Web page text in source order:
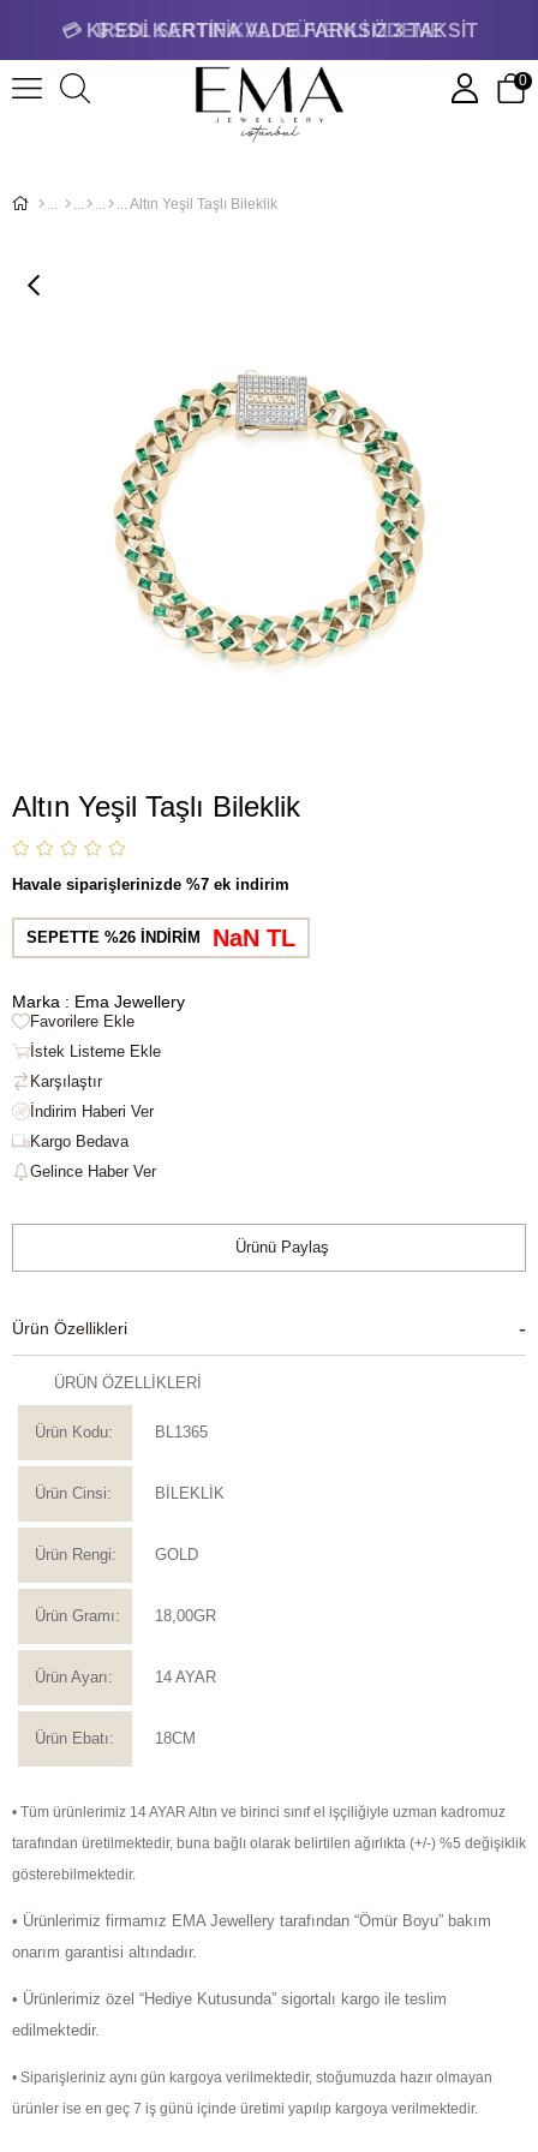
🔒 SSL SERTİFİKALI GÜVENLİ ÖDEME
💳 KREDİ KARTINA VADE FARKSIZ 3 TAKSİT
0
Altın Yeşil Taşlı Bileklik
Altın Yeşil Taşlı Bileklik
Havale siparişlerinizde %7 ek indirim
SEPETTE %26 İNDİRİM NaN TL
Marka : Ema Jewellery
Favorilere Ekle
İstek Listeme Ekle
Karşılaştır
Kargo Bedava
Gelince Haber Ver
Ürünü Paylaş
Ürün Özellikleri
ÜRÜN ÖZELLİKLERİ
Ürün Kodu: BL1365
Ürün Cinsi: BİLEKLİK
Ürün Rengi: GOLD
Ürün Gramı: 18,00GR
Ürün Ayarı: 14 AYAR
Ürün Ebatı: 18CM
• Tüm ürünlerimiz 14 AYAR Altın ve birinci sınıf el işçiliğiyle uzman kadromuz
tarafından üretilmektedir, buna bağlı olarak belirtilen ağırlıkta (+/-) %5 değişiklik
gösterebilmektedir.
• Ürünlerimiz firmamız EMA Jewellery tarafından “Ömür Boyu” bakım
onarım garantisi altındadır.
• Ürünlerimiz özel “Hediye Kutusunda” sigortalı kargo ile teslim
edilmektedir.
• Siparişleriniz aynı gün kargoya verilmektedir, stoğumuzda hazır olmayan
ürünler ise en geç 7 iş günü içinde üretimi yapılıp kargoya verilmektedir.